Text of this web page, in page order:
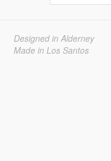
Designed in Alderney
Made in Los Santos